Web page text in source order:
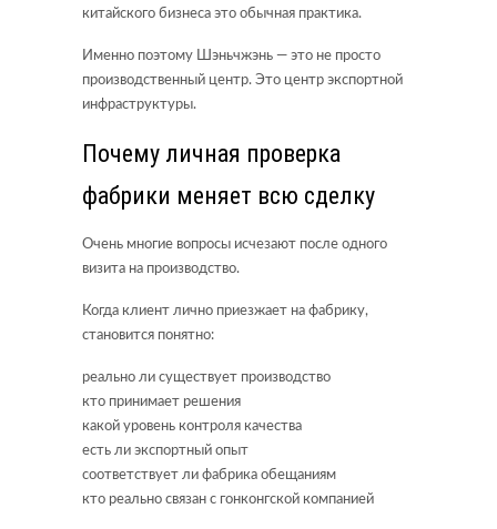
китайского бизнеса это обычная практика.
Именно поэтому Шэньчжэнь — это не просто
производственный центр. Это центр экспортной
инфраструктуры.
Почему личная проверка
фабрики меняет всю сделку
Очень многие вопросы исчезают после одного
визита на производство.
Когда клиент лично приезжает на фабрику,
становится понятно:
реально ли существует производство
кто принимает решения
какой уровень контроля качества
есть ли экспортный опыт
соответствует ли фабрика обещаниям
кто реально связан с гонконгской компанией